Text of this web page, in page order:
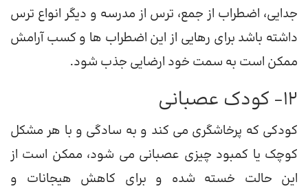
جدایی، اضطراب از جمع، ترس از مدرسه و دیگر انواع ترس
داشته باشد برای رهایی از این اضطراب ها و کسب آرامش
ممکن است به سمت خود ارضایی جذب شود.
12- کودک عصبانی
کودکی که پرخاشگری می کند و به سادگی و با هر مشکل
کوچک یا کمبود چیزی عصبانی می شود، ممکن است از
این حالت خسته شده و برای کاهش هیجانات و